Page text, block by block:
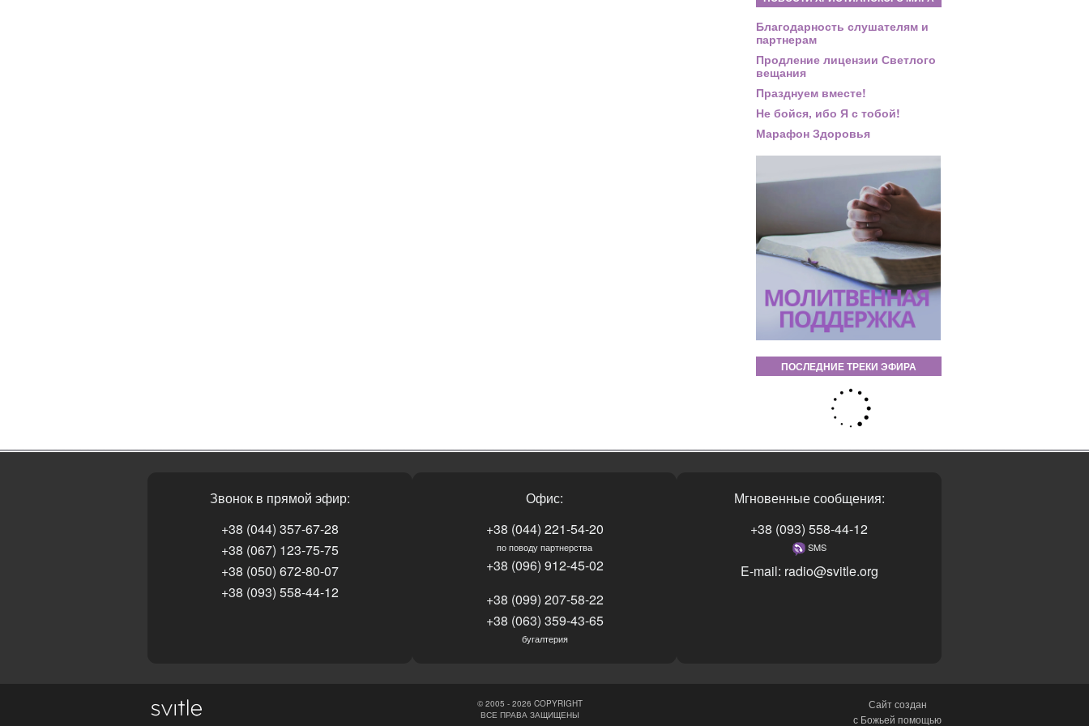
Благодарность слушателям и
партнерам
Продление лицензии Светлого
вещания
Празднуем вместе!
Не бойся, ибо Я с тобой!
Марафон Здоровья
ПОСЛЕДНИЕ ТРЕКИ ЭФИРА
Звонок в прямой эфир:
+38 (044) 357-67-28
+38 (067) 123-75-75
+38 (050) 672-80-07
+38 (093) 558-44-12
Офис:
+38 (044) 221-54-20
по поводу партнерства
+38 (096) 912-45-02
+38 (099) 207-58-22
+38 (063) 359-43-65
бугалтерия
Мгновенные сообщения:
+38 (093) 558-44-12
SMS
E-mail: radio@svitle.org
Сайт создан
с Божьей помощью
© 2005 - 2026 COPYRIGHT
ВСЕ ПРАВА ЗАЩИЩЕНЫ